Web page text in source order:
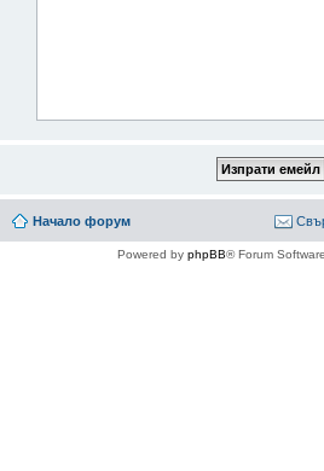
Начало форум
Powered by phpBB® Forum